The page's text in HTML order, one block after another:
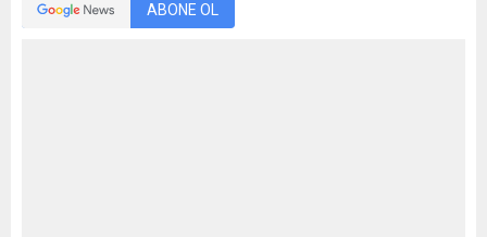
ABONE OL